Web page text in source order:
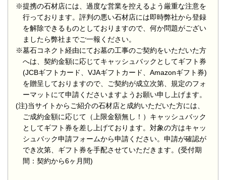
※提携の石材店には、過度な営業を控えるよう厳重な注意を
行っております。評判の悪い石材店には即時弊社から登録
を解除できるものとしておりますので、何か問題がござい
ましたら弊社までご一報ください。
※墓石コネクト経由にてお墓の工事のご契約をいただいた方
へは、契約金額に応じてキャッシュバックとしてギフト券
(JCBギフトカード、VJAギフトカード、Amazonギフト券)
を贈呈しておりますので、ご契約が成立次第、規定のフォ
ーマットにて申請くださいますようお願い申し上げます。
(注)当サイトからご紹介の石材店と成約いただいた方には、
ご成約金額に応じて（上限金額無し！）キャッシュバック
としてギフト券を差し上げております。対象の方はキャッ
シュバック申請フォームから申請ください。申請が確認が
でき次第、ギフト券を手配させていただきます。(受付期
間：契約から6ヶ月間)